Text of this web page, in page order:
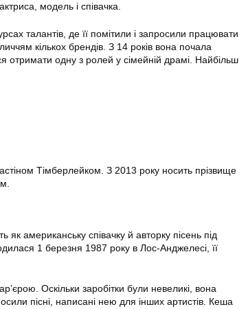
модель і співачка.
талантів, де її помітили і запросили працювати
кількох брендів. З 14 років вона почала
отримати одну з ролей у сімейній драмі. Найбільш
Тімберлейком. З 2013 року носить прізвище
американську співачку й авторку пісень під
1 березня 1987 року в Лос-Анджелесі, її
Оскільки заробітки були невеликі, вона
пісні, написані нею для інших артистів. Кеша